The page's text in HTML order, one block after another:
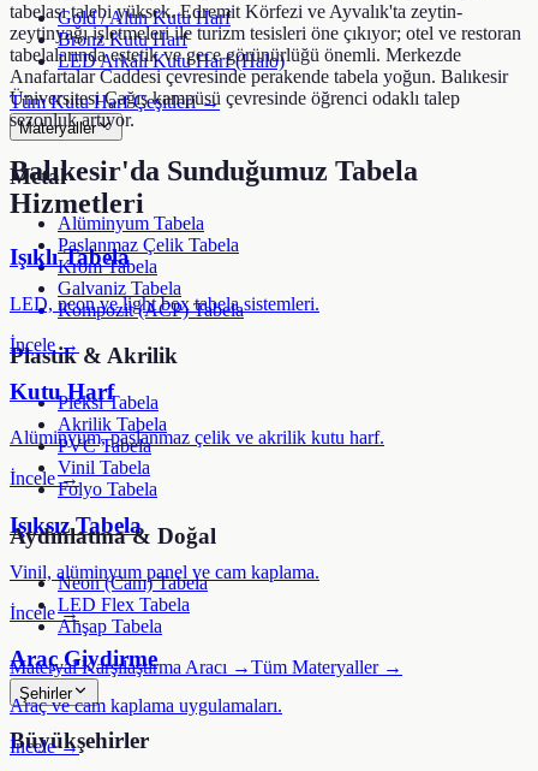
Gold / Altın Kutu Harf
Bronz Kutu Harf
LED Arkalı Kutu Harf (Halo)
Tüm Kutu Harf Çeşitleri →
Materyaller
Metal
Alüminyum Tabela
Paslanmaz Çelik Tabela
Krom Tabela
Galvaniz Tabela
Kompozit (ACP) Tabela
Plastik & Akrilik
Pleksi Tabela
Akrilik Tabela
PVC Tabela
Vinil Tabela
Folyo Tabela
Aydınlatma & Doğal
Neon (Cam) Tabela
LED Flex Tabela
Ahşap Tabela
Materyal Karşılaştırma Aracı →Tüm Materyaller →
Şehirler
Büyükşehirler
tabelası talebi yüksek. Edremit Körfezi ve Ayvalık'ta zeytin-
zeytinyağı işletmeleri ile turizm tesisleri öne çıkıyor; otel ve restoran
tabelalarında estetik ve gece görünürlüğü önemli. Merkezde
Anafartalar Caddesi çevresinde perakende tabela yoğun. Balıkesir
Üniversitesi Çağış kampüsü çevresinde öğrenci odaklı talep
sezonluk artıyor.
Balıkesir'da Sunduğumuz Tabela
Hizmetleri
Işıklı Tabela
LED, neon ve light box tabela sistemleri.
İncele →
Kutu Harf
Alüminyum, paslanmaz çelik ve akrilik kutu harf.
İncele →
Işıksız Tabela
Vinil, alüminyum panel ve cam kaplama.
İncele →
Araç Giydirme
Araç ve cam kaplama uygulamaları.
İncele →